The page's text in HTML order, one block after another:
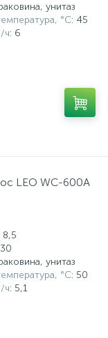
унитаз
°С: 45
ч: 6
LEO WC-600A
8,5
унитаз
°С: 50
ч: 5,1